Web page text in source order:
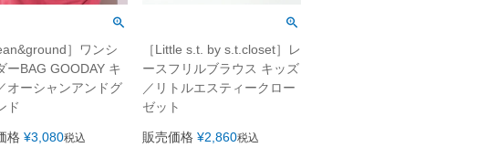
］ワンシ
ーBAG GOODAY キ
オーシャンアンドグ
ド
格 ¥3,080税込
［Little s.t. by s.t.closet］レ
ースフリルブラウス キッズ
／リトルエスティークロー
ゼット
販売価格 ¥2,860税込